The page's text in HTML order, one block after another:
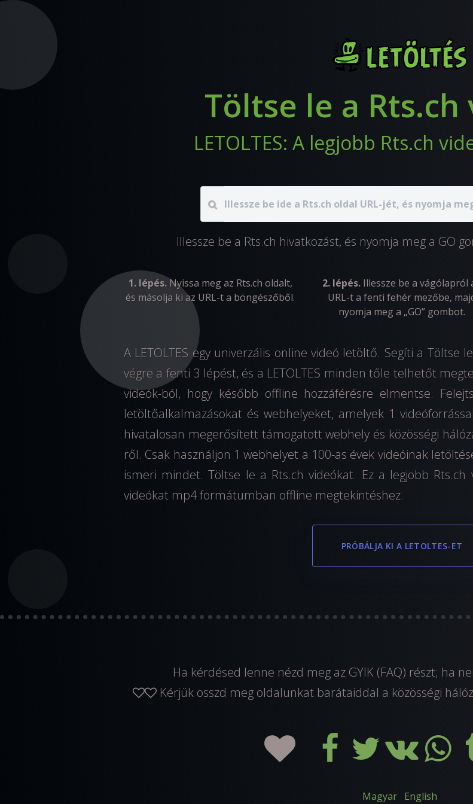
Töltse le a
LETOLTES: A legjobb Rts.ch
Illessze be a Rts.ch hivatkozást, és nyomja meg a GO
1. lépés.Nyissa meg az Rts.ch oldalt,
és másolja ki az URL-t a böngészőből.
2. lépés. Illessze be a vágólapról
URL-t a fenti fehér mezőbe,
nyomja meg a „GO” gombot.
A LETOLTES egy univerzális online videó letöltő. Segíti a Töltse
végre a fenti 3 lépést, és a LETOLTES minden tőle telhetőt
videók-ból, hogy később offline hozzáférésre elmentse.
letöltőalkalmazásokat és webhelyeket, amelyek 1
hivatalosan megerősített támogatott webhely és közösségi
ről. Csak használjon 1 webhelyet a 100-as évek videóinak
ismeri mindet. Töltse le a Rts.ch videókat. Ez a legjobb
videókat mp4 formátumban offline megtekintéshez.
PRÓBÁLJA KI A LETOLTES-ET
Ha kérdésed lenne nézd meg az GYIK (FAQ) részt; ha
Kérjük osszd meg oldalunkat barátaiddal a közösségi
Magyar English